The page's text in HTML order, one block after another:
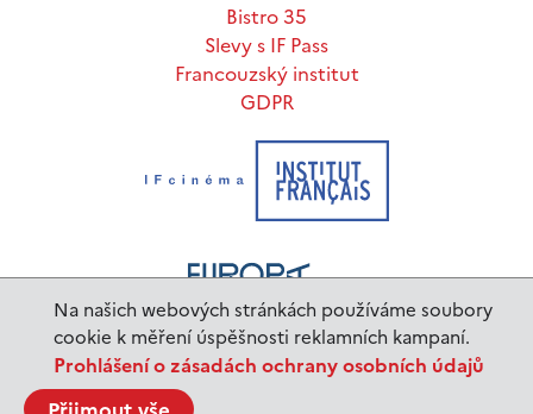
Na našich webových stránkách používáme soubory
cookie k měření úspěšnosti reklamních kampaní.
Prohlášení o zásadách ochrany osobních údajů
Bistro 35
Slevy s IF Pass
Francouzský institut
GDPR
© 2023 Institut français de Prague |